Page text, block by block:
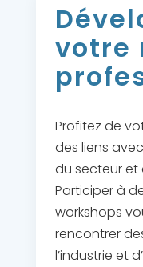
votre
Profitez de
des liens
du secteur et
Participer à
workshops
rencontrer
l’industrie et